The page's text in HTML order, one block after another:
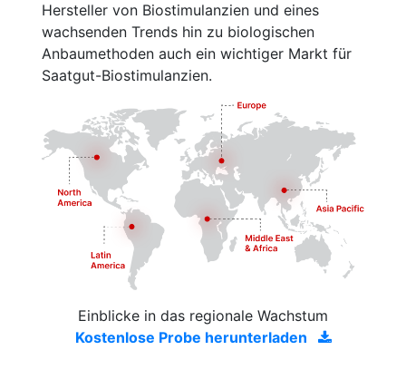
Hersteller von Biostimulanzien und eines
wachsenden Trends hin zu biologischen
Anbaumethoden auch ein wichtiger Markt für
Saatgut-Biostimulanzien.
Einblicke in das regionale Wachstum
Kostenlose Probe herunterladen